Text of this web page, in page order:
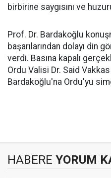
birbirine saygısını ve
Prof. Dr. Bardakoğlu
başarılarından dolayı din
verdi. Basına kapalı
Ordu Valisi Dr. Said
Bardakoğlu'na Ordu'yu
HABERE YORUM